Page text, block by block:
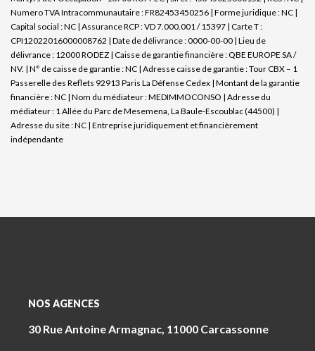
Numero TVA Intracommunautaire : FR82453450256 | Forme juridique : NC |
Capital social : NC | Assurance RCP : VD 7.000.001 / 15397 | Carte T :
CPI12022016000008762 | Date de délivrance : 0000-00-00 | Lieu de
délivrance : 12000 RODEZ | Caisse de garantie financière : QBE EUROPE SA /
NV. | N° de caisse de garantie : NC | Adresse caisse de garantie : Tour CBX – 1
Passerelle des Reflets 92913 Paris La Défense Cedex | Montant de la garantie
financière : NC | Nom du médiateur : MEDIMMOCONSO | Adresse du
médiateur : 1 Allée du Parc de Mesemena, La Baule-Escoublac (44500) |
Adresse du site : NC | Entreprise juridiquement et financièrement
indépendante
NOS AGENCES
30 Rue Antoine Armagnac, 11000 Carcassonne